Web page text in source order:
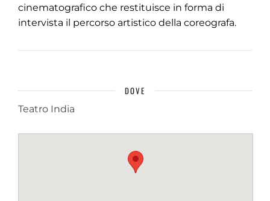
cinematografico che restituisce in forma di
intervista il percorso artistico della coreografa.
DOVE
Teatro India